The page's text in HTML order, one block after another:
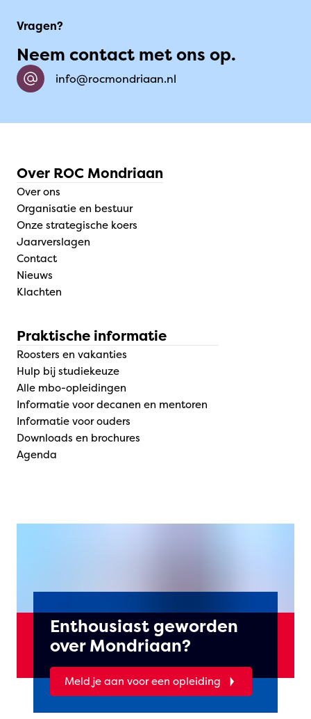
Vragen?
Neem contact met ons op.
info@rocmondriaan.nl
Over ROC Mondriaan
Over ons
Organisatie en bestuur
Onze strategische koers
Jaarverslagen
Contact
Nieuws
Klachten
Praktische informatie
Roosters en vakanties
Hulp bij studiekeuze
Alle mbo-opleidingen
Informatie voor decanen en mentoren
Informatie voor ouders
Downloads en brochures
Agenda
Enthousiast geworden
over Mondriaan?
Meld je aan voor een opleiding